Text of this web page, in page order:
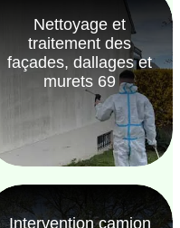
Nettoyage et
traitement des
façades, dallages et
murets 69
Intervention camion